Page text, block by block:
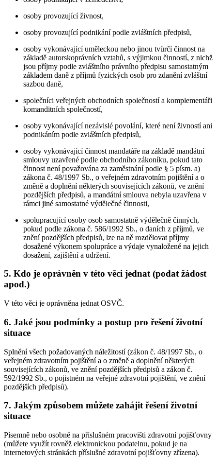
osoby provozující živnost,
osoby provozující podnikání podle zvláštních předpisů,
osoby vykonávající uměleckou nebo jinou tvůrčí činnost na
základě autorskoprávních vztahů, s výjimkou činností, z nichž
jsou příjmy podle zvláštního právního předpisu samostatným
základem daně z příjmů fyzických osob pro zdanění zvláštní
sazbou daně,
společníci veřejných obchodních společností a komplementáři
komanditních společností,
osoby vykonávající nezávislé povolání, které není živností ani
podnikáním podle zvláštních předpisů,
osoby vykonávající činnost mandatáře na základě mandátní
smlouvy uzavřené podle obchodního zákoníku, pokud tato
činnost není považována za zaměstnání podle § 5 písm. a)
zákona č. 48/1997 Sb., o veřejném zdravotním pojištění a o
změně a doplnění některých souvisejících zákonů, ve znění
pozdějších předpisů, a mandátní smlouva nebyla uzavřena v
rámci jiné samostatné výdělečné činnosti,
spolupracující osoby osob samostatně výdělečně činných,
pokud podle zákona č. 586/1992 Sb., o daních z příjmů, ve
znění pozdějších předpisů, lze na ně rozdělovat příjmy
dosažené výkonem spolupráce a výdaje vynaložené na jejich
dosažení, zajištění a udržení.
5. Kdo je oprávněn v této věci jednat (podat žádost
apod.)
V této věci je oprávněna jednat OSVČ.
6. Jaké jsou podmínky a postup pro řešení životní
situace
Splnění všech požadovaných náležitostí (zákon č. 48/1997 Sb., o
veřejném zdravotním pojištění a o změně a doplnění některých
souvisejících zákonů, ve znění pozdějších předpisů a zákon č.
592/1992 Sb., o pojistném na veřejné zdravotní pojištění, ve znění
pozdějších předpisů).
7. Jakým způsobem můžete zahájit řešení životní
situace
Písemně nebo osobně na příslušném pracovišti zdravotní pojišťovny
(můžete využít rovněž elektronickou podatelnu, pokud je na
internetových stránkách příslušné zdravotní pojišťovny zřízena).